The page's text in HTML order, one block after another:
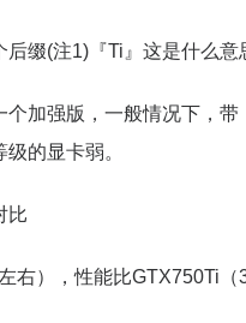
缀(注1)『Ti』这是什么意
加强版，一般情况下，带
的显卡弱。
比
右），性能比GTX750Ti（